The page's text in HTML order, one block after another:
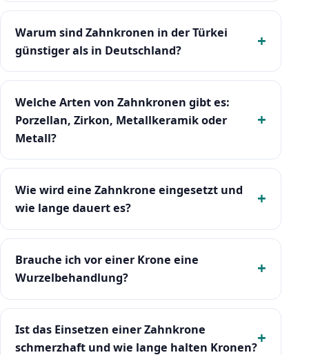
Warum sind Zahnkronen in der Türkei
günstiger als in Deutschland?
Welche Arten von Zahnkronen gibt es:
Porzellan, Zirkon, Metallkeramik oder
Metall?
Wie wird eine Zahnkrone eingesetzt und
wie lange dauert es?
Brauche ich vor einer Krone eine
Wurzelbehandlung?
Ist das Einsetzen einer Zahnkrone
schmerzhaft und wie lange halten Kronen?